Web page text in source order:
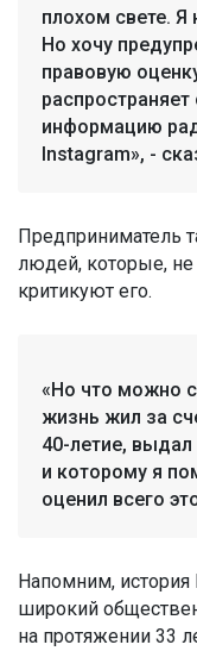
плохом свете.
Но хочу
правовую
информацию
Instagram», -
Предприниматель
людей, которые, не
критикуют его.
«Но что можно
жизнь жил за
40-летие,
и которому я
оценил всего
Напомним, история
широкий
на протяжении 33